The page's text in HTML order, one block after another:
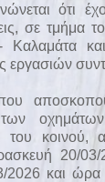
ότι
σε τμήμα
Καλαμάτα
εργασιών
του κοινού,
20/
2026 και